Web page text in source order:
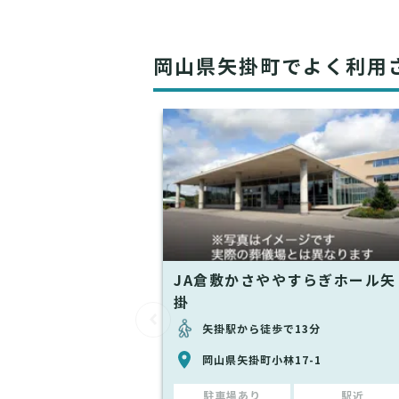
岡山県矢掛町でよく利用
JA倉敷かさややすらぎホール矢
掛
矢掛駅から徒歩で13分
岡山県矢掛町小林17-1
駐車場あり 駅近